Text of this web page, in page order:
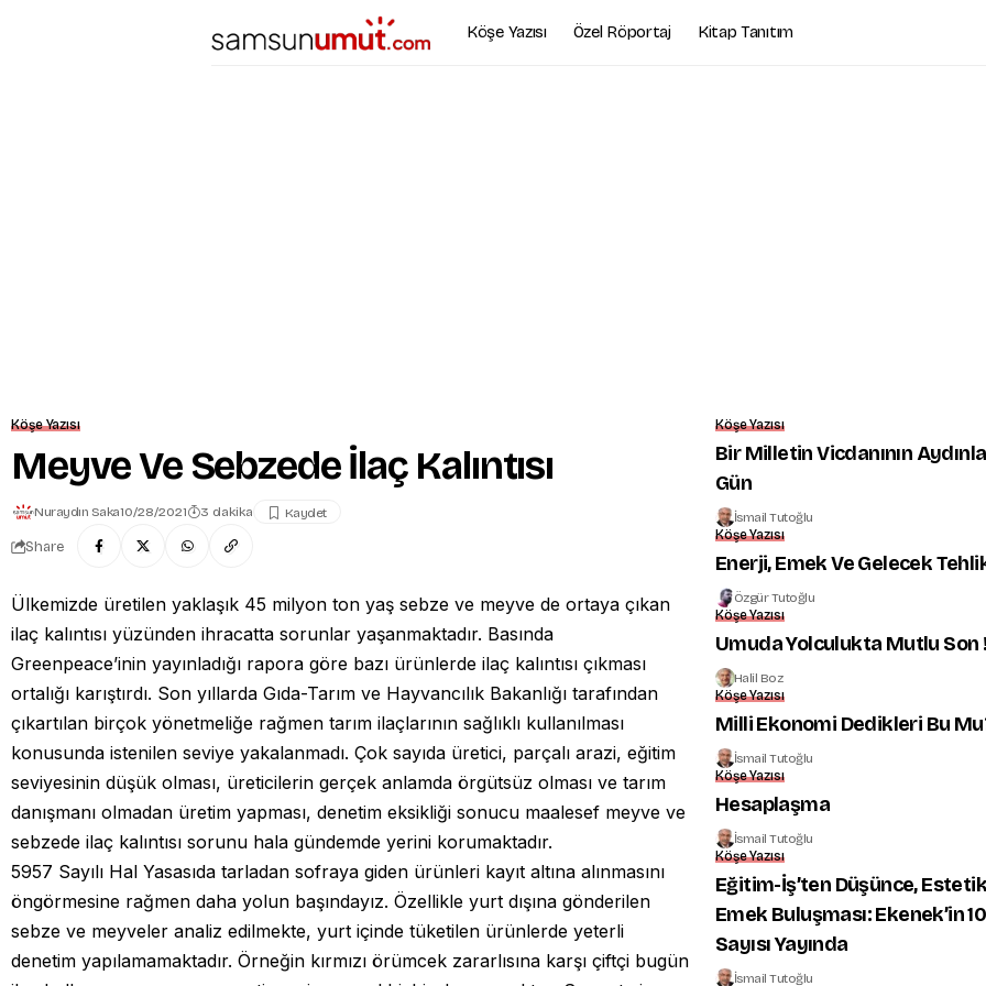
Köşe Yazısı Özel Röportaj Kitap Tanıtım
Köşe Yazısı
Meyve Ve Sebzede İlaç Kalıntısı
Nuraydın Saka10/28/2021 3 dakika
Share
Ülkemizde üretilen yaklaşık 45 milyon ton yaş sebze ve meyve de ortaya çıkan
ilaç kalıntısı yüzünden ihracatta sorunlar yaşanmaktadır. Basında
Greenpeace’inin yayınladığı rapora göre bazı ürünlerde ilaç kalıntısı çıkması
ortalığı karıştırdı. Son yıllarda Gıda-Tarım ve Hayvancılık Bakanlığı tarafından
çıkartılan birçok yönetmeliğe rağmen tarım ilaçlarının sağlıklı kullanılması
konusunda istenilen seviye yakalanmadı. Çok sayıda üretici, parçalı arazi, eğitim
seviyesinin düşük olması, üreticilerin gerçek anlamda örgütsüz olması ve tarım
danışmanı olmadan üretim yapması, denetim eksikliği sonucu maalesef meyve ve
sebzede ilaç kalıntısı sorunu hala gündemde yerini korumaktadır.
5957 Sayılı Hal Yasasıda tarladan sofraya giden ürünleri kayıt altına alınmasını
öngörmesine rağmen daha yolun başındayız. Özellikle yurt dışına gönderilen
sebze ve meyveler analiz edilmekte, yurt içinde tüketilen ürünlerde yeterli
denetim yapılamamaktadır. Örneğin kırmızı örümcek zararlısına karşı çiftçi bugün
Köşe Yazısı
Bir Milletin Vicdanının
Gün
İsmail Tutoğlu
Köşe Yazısı
Enerji, Emek Ve Gelecek
Özgür Tutoğlu
Köşe Yazısı
Umuda Yolculukta Mutlu Son !
Halil Boz
Köşe Yazısı
Milli Ekonomi Dedikleri Bu
İsmail Tutoğlu
Köşe Yazısı
Hesaplaşma
İsmail Tutoğlu
Köşe Yazısı
Eğitim-İş’ten Düşünce,
Emek Buluşması: Ekenek’in
Sayısı Yayında
İsmail Tutoğlu